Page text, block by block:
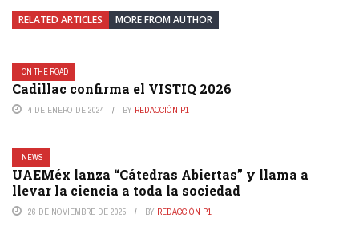
RELATED ARTICLES MORE FROM AUTHOR
ON THE ROAD
Cadillac confirma el VISTIQ 2026
4 DE ENERO DE 2024 BY REDACCIÓN P1
NEWS
UAEMéx lanza “Cátedras Abiertas” y llama a
llevar la ciencia a toda la sociedad
26 DE NOVIEMBRE DE 2025 BY REDACCIÓN P1